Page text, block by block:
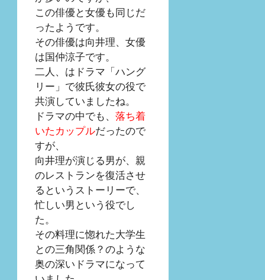
この俳優と女優も同じだ
ったようです。
その俳優は向井理、女優
は国仲涼子です。
二人、はドラマ「ハング
リー」で彼氏彼女の役で
共演していましたね。
ドラマの中でも、 落ち着
いたカップルだったので
すが、
向井理が演じる男が、親
のレストランを復活させ
るというストーリーで、
忙しい男という役でし
た。
その料理に惚れた大学生
との三角関係？のような
奥の深いドラマになって